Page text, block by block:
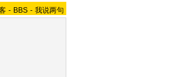
- BBS - 我说两句